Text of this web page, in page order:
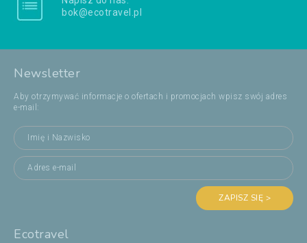
bok@ecotravel.pl
Newsletter
Aby otrzymywać informacje o ofertach i promocjach wpisz swój adres
e-mail:
ZAPISZ SIĘ >
Ecotravel